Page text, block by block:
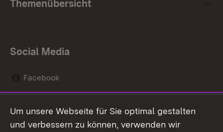
Themenübersicht
Social Media
Facebook
Social Wall
Um unsere Webseite für Sie optimal gestalten
und verbessern zu können, verwenden wir